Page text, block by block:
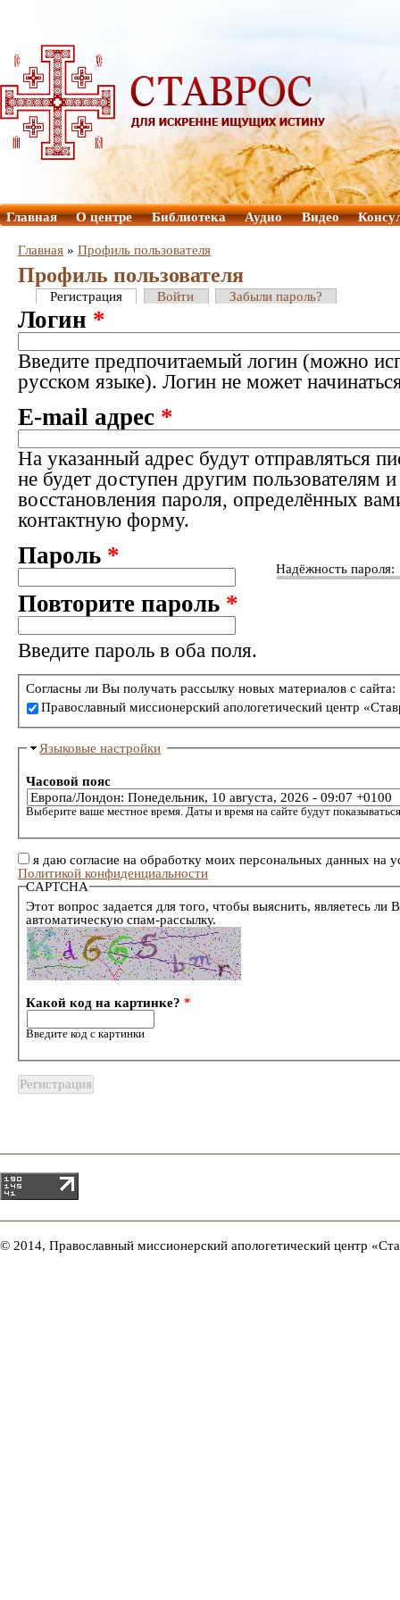
Главная О центре Библиотека Аудио Видео
Главная » Профиль пользователя
Профиль пользователя
Регистрация Войти Забыли пароль?
Логин *
Введите предпочитаемый логин (можно
русском языке). Логин не может
E-mail адрес *
На указанный адрес будут отправляться
не будет доступен другим пользователям
восстановления пароля, определённых
контактную форму.
Надёжность пароля:
Пароль *
Повторите пароль *
Введите пароль в оба поля.
Согласны ли Вы получать рассылку новых материалов с сайта:
Православный миссионерский апологетический центр
Языковые настройки
Часовой пояс
Выберите ваше местное время. Даты и время на сайте будут
я даю согласие на обработку моих персональных данных на
Политикой конфиденциальности
CAPTCHA
Этот вопрос задается для того, чтобы выяснить, являетесь ли
автоматическую спам-рассылку.
Какой код на картинке?*
Введите код с картинки
© 2014, Православный миссионерский апологетический центр